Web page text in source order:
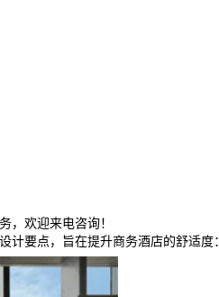
欢迎来电咨询！
要点，旨在提升商务酒店的舒适度：